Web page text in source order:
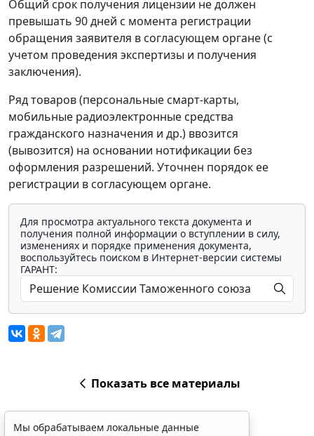
Общий срок получения лицензии не должен
превышать 90 дней с момента регистрации
обращения заявителя в согласующем органе (с
учетом проведения экспертизы и получения
заключения).
Ряд товаров (персональные смарт-карты,
мобильные радиоэлектронные средства
гражданского назначения и др.) ввозится
(вывозится) на основании нотификации без
оформления разрешений. Уточнен порядок ее
регистрации в согласующем органе.
Для просмотра актуального текста документа и
получения полной информации о вступлении в силу,
изменениях и порядке применения документа,
воспользуйтесь поиском в Интернет-версии системы
ГАРАНТ:
Показать все материалы
Мы обрабатываем локальные данные